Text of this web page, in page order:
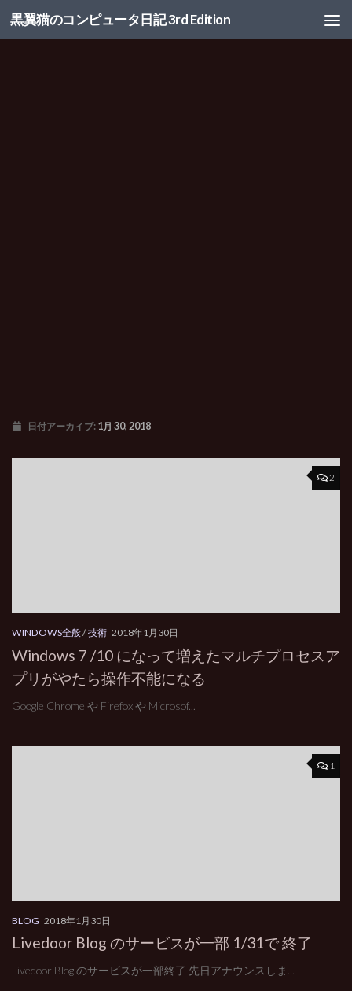
コンテンツへスキップ
黒翼猫のコンピュータ日記 3rd Edition
日付アーカイブ: 1月 30, 2018
2
WINDOWS全般/技術 2018年1月30日
Windows 7 /10 になって増えたマルチプロセスア
プリがやたら操作不能になる
Google Chrome や Firefox や Microsof...
1
BLOG 2018年1月30日
Livedoor Blog のサービスが一部 1/31で 終了
Livedoor Blog のサービスが一部終了 先日アナウンスしま...